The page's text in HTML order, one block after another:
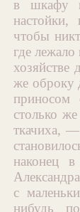
в шкафу
чтобы
где
хозяйстве
же оброку
приносом
столько
ткачиха, —
наконец в
с
нибудь